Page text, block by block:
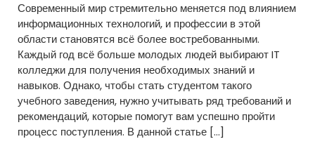
Современный мир стремительно меняется под влиянием
информационных технологий, и профессии в этой
области становятся всё более востребованными.
Каждый год всё больше молодых людей выбирают IT
колледжи для получения необходимых знаний и
навыков. Однако, чтобы стать студентом такого
учебного заведения, нужно учитывать ряд требований и
рекомендаций, которые помогут вам успешно пройти
процесс поступления. В данной статье […]